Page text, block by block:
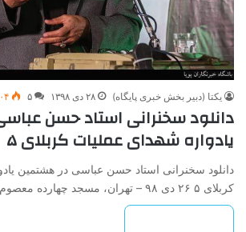
یکتا (دبیر بخش خبری پایگاه) ۲۸ دی ۱۳۹۸ ۵
دانلود سخنرانی استاد حسن
یادواره شهدای عملیات کربلای ۵
دانلود سخنرانی استاد حسن عباسی در هشتمین
کربلای ۵ ۲۶ دی ۹۸ – تهران، مسجد چهارده معصوم…